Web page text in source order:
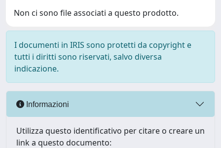
Non ci sono file associati a questo prodotto.
I documenti in IRIS sono protetti da copyright e
tutti i diritti sono riservati, salvo diversa
indicazione.
Informazioni
Utilizza questo identificativo per citare o creare un
link a questo documento: